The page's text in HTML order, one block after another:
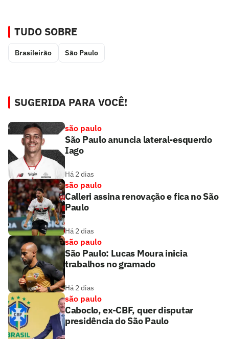
TUDO SOBRE
Brasileirão São Paulo
SUGERIDA PARA VOCÊ!
são paulo
São Paulo anuncia lateral-esquerdo
Iago
Há 2 dias
são paulo
Calleri assina renovação e fica no São
Paulo
Há 2 dias
são paulo
São Paulo: Lucas Moura inicia
trabalhos no gramado
Há 2 dias
são paulo
Caboclo, ex-CBF, quer disputar
presidência do São Paulo